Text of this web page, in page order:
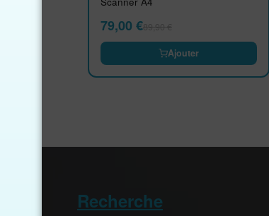
79,00 €
Ajouter
Recherche